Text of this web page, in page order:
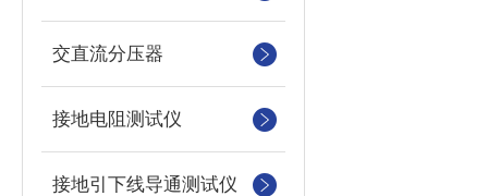
交直流分压器
接地电阻测试仪
接地引下线导通测试仪